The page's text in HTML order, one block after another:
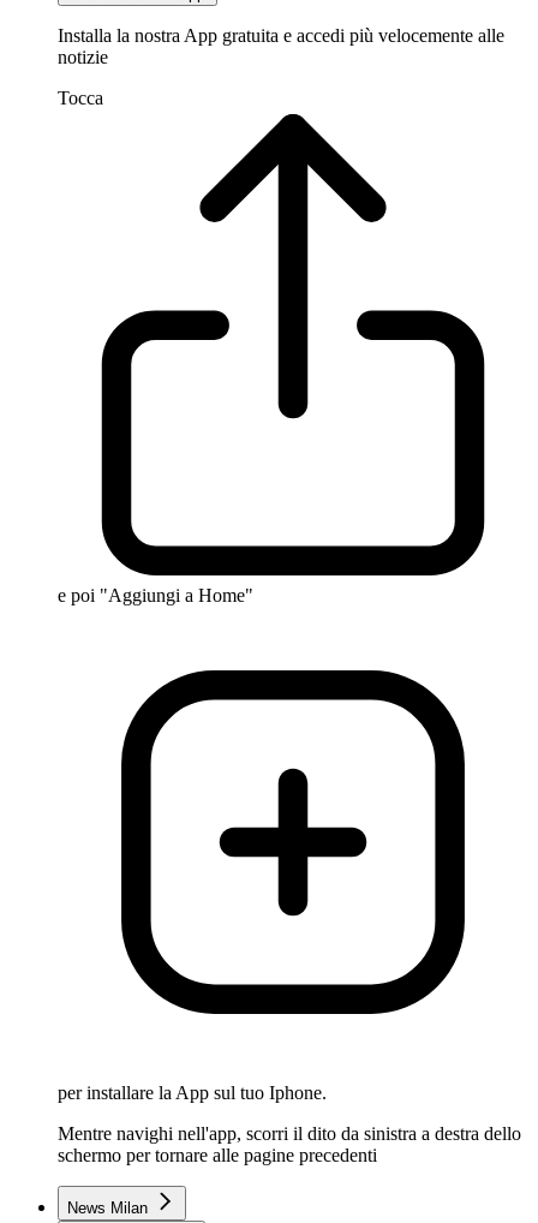
Installa la nostra App gratuita e accedi più velocemente alle
notizie
Tocca
e poi "Aggiungi a Home"
per installare la App sul tuo Iphone.
Mentre navighi nell'app, scorri il dito da sinistra a destra dello
schermo per tornare alle pagine precedenti
News Milan